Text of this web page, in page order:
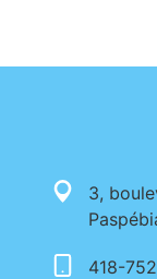
3,
418-